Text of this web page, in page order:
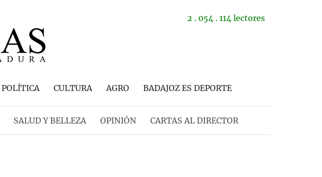
2 . 054 . 114 lectores
POLÍTICA CULTURA AGRO BADAJOZ ES DEPORTE
SALUD Y BELLEZA OPINIÓN CARTAS AL DIRECTOR